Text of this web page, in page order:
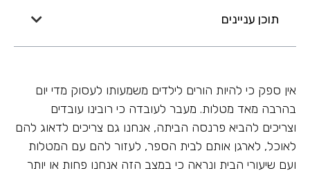
תוכן עניינים
אין ספק כי להיות הורים לילדים משמעותו לעסוק מדי יום
בהרבה מאד מטלות. מעבר לעובדה כי רובינו עובדים
וצריכים להביא פרנסה הביתה, אנחנו גם צריכים לדאוג להם
לאוכל, לארגן אותם לבית הספר, לעזור להם עם המטלות
ועם שיעורי הבית ונראה כי במצב הזה אנחנו פחות או יותר